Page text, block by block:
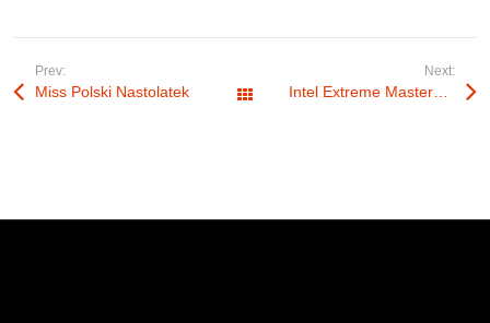
Prev:
Miss Polski Nastolatek Wszystkie wpisy
Next: